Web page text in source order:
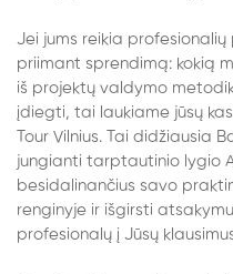
Jei jums reikia
priimant sprendimą: kokią
iš projektų valdymo
įdiegti, tai laukiame jūsų
Tour Vilnius. Tai didžiausia
jungianti tarptautinio lygio
besidalinančius savo
renginyje ir išgirsti
profesionalų į Jūsų